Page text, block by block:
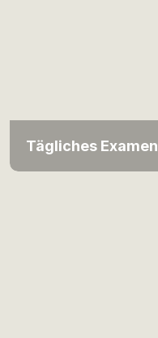
Tägliches Examen